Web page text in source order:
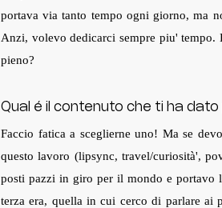
portava via tanto tempo ogni giorno, ma
Anzi, volevo dedicarci sempre piu'
pieno?
Qual é il contenuto che ti ha
Faccio fatica a sceglierne uno! Ma se
questo lavoro (lipsync, travel/curiosità',
posti pazzi in giro per il mondo e portavo
terza era, quella in cui cerco di parlare ai